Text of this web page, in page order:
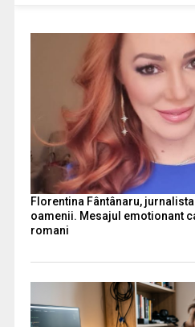
Florentina Fântânaru,
oamenii. Mesajul emotionant
romani